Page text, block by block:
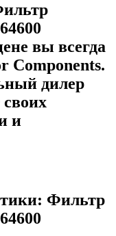
вы всегда
Components.
дилер
своих
и
Фильтр